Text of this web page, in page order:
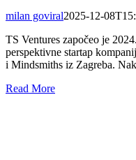
milan goviral2025-12-
TS Ventures započeo je
perspektivne startap
i Mindsmiths iz Zagreba.
Read More